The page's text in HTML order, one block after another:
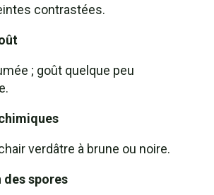
contrastées.
; goût quelque peu
verdâtre à brune ou noire.
des spores